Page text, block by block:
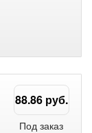
88.86 руб.
Под заказ